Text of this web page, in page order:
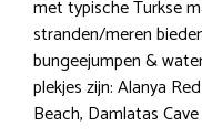
met typische Turkse
stranden/meren
bungeejumpen &
plekjes zijn: Alanya
Beach, Damlatas